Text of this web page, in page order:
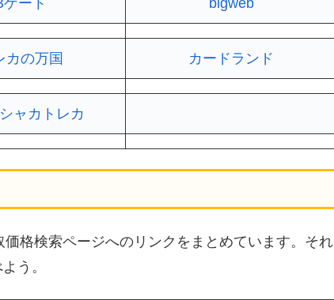
カの万国 カードランド
ャカトレカ
格検索ページへのリンクをまとめています。それ
う。